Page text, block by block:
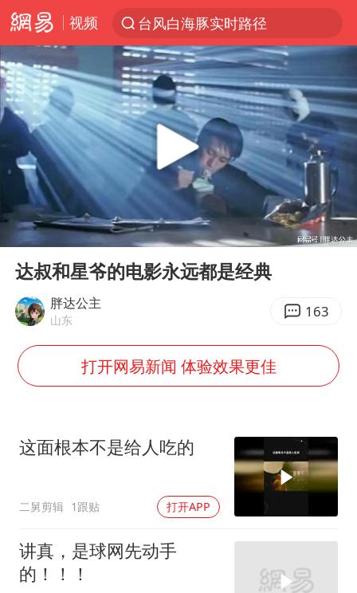
视频
台风白海豚实时路径
“电影+”如何激发千亿级消费新活力？
秘鲁和墨西哥宣布恢复外交关系
沙特土耳其巴基斯坦签署共同防务协议
中医教你一招提升气血
全球首个长时储能一体化产业园量产
四川宜宾市高县4.9级地震致1人死亡
胜宏科技：股票交易异常波动
百花奖开幕式
38岁演员求职万岁山NPC成功
国防部：中国军队坚决反制任何闹海挑衅图谋
我国外贸延续良好增长态势
欧阳娜娜窦靖童好搭
Play
00:00 08:08
达叔和星爷的电影永远都是经典
胖达公主
山东 163
打开网易新闻 体验效果更佳
这面根本不是给人吃的
二舅剪辑 1跟贴 打开APP
讲真，是球网先动手
的！！！